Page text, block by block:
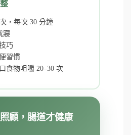
，每次 30 分鐘
寢
巧
習慣
食物咀嚼 20–30 次
顧，腸道才健康